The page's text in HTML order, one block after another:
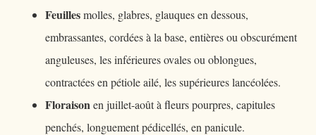
Feuillesmolles, glabres, glauques en dessous,
embrassantes, cordées à la base, entières ou obscurément
anguleuses, les inférieures ovales ou oblongues,
contractées en pétiole ailé, les supérieures lancéolées.
Floraisonen juillet-août à fleurs pourpres, capitules
penchés, longuement pédicellés, en panicule.